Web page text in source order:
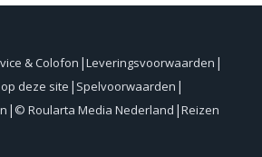
& Colofon Leveringsvoorwaarden
deze site Spelvoorwaarden
© Roularta Media Nederland Reizen